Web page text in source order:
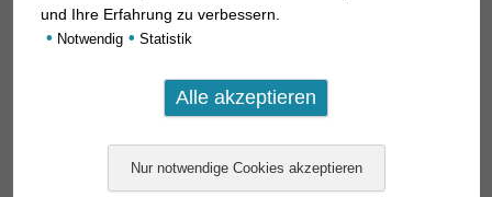
und Ihre Erfahrung zu verbessern.
• Notwendig • Statistik